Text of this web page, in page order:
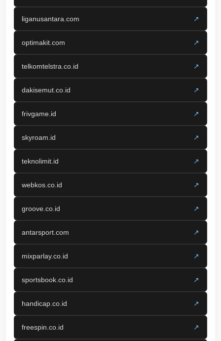
liganusantara.com ↗
optimakit.com ↗
telkomtelstra.co.id ↗
dakisemut.co.id ↗
frivgame.id ↗
skyroam.id ↗
teknolimit.id ↗
webkos.co.id ↗
groove.co.id ↗
antarsport.com ↗
mixparlay.co.id ↗
sportsbook.co.id ↗
handicap.co.id ↗
freespin.co.id ↗